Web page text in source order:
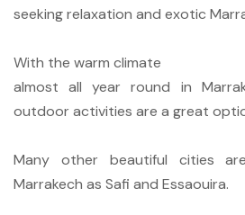
seeking relaxation and exotic
With the warm climate
almost all year round in
outdoor activities are a great
Many other beautiful cities
Marrakech as Safi and Essaouira.